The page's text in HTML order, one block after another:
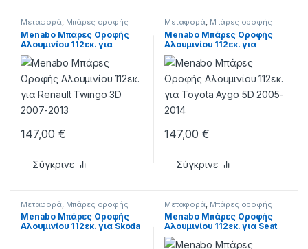
Μεταφορά, Μπάρες οροφής
Menabo Μπάρες Οροφής
Αλουμινίου 112εκ. για
Renault Twingo 3D 2007-
2013
147,00€
Σύγκρινε
Μεταφορά, Μπάρες οροφής
Menabo Μπάρες Οροφής
Αλουμινίου 112εκ. για
Toyota Aygo 5D 2005-2014
147,00€
Σύγκρινε
Μεταφορά, Μπάρες οροφής
Menabo Μπάρες Οροφής
Αλουμινίου 112εκ. για Skoda
Μεταφορά, Μπάρες οροφής
Menabo Μπάρες Οροφής
Αλουμινίου 112εκ. για Seat
Cordoba 3D-4D 1993-2002